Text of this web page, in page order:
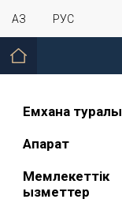
ҚАЗ РУС
Емхана туралы
Ақпарат
Мемлекеттік
қызметтер